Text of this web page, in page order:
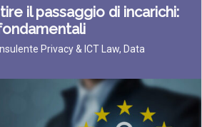
il passaggio di incarichi:
Privacy & ICT Law, Data